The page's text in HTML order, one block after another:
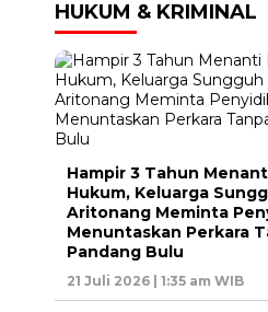
HUKUM & KRIMINAL
Hampir 3 Tahun
Hukum, Keluarga
Aritonang Meminta
Menuntaskan Perkara
Pandang Bulu
21 Juli 2026 | 1:35 am WIB